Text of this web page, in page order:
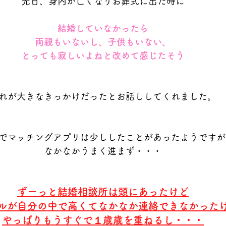
結婚していなかったら
両親もいないし、子供もいない、
とっても寂しいよねと改めて感じたそう
が大きなきっかけだったとお話ししてくれました。
マッチングアプリは少ししたことがあったようですが
なかなかうまく進まず・・・
ずーっと結婚相談所は頭にあったけど
が自分の中で高くてなかなか連絡できなかった
やっぱりもうすぐで１歳歳を重ねるし・・・